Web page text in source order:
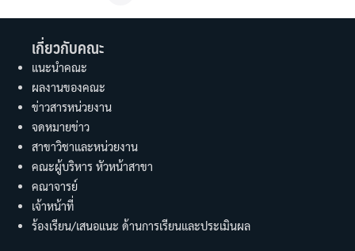
เกี่ยวกับคณะ
แนะนำคณะ
ผลงานของคณะ
ข่าวสารหน่วยงาน
จดหมายข่าว
สาขาวิชาและหน่วยงาน
คณะผู้บริหาร หัวหน้าสาขา
คณาจารย์
เจ้าหน้าที่
ร้องเรียน/เสนอแนะ ด้านการเรียนและประเมินผล